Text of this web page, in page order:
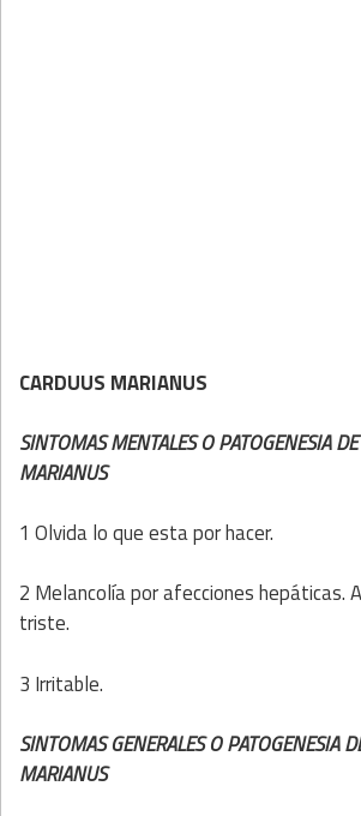
CARDUUS MARIANUS
SINTOMAS MENTALES O PATOGENESIA
MARIANUS
1 Olvida lo que esta por hacer.
2 Melancolía por afecciones hepáticas.
triste.
3 Irritable.
SINTOMAS GENERALES O PATOGENESIA
MARIANUS